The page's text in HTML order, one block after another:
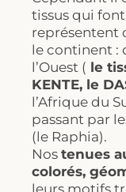
tissus qui
représentent
le continent :
l’Ouest ( le
KENTE, le
l’Afrique du
passant par
(le Raphia).
Nos tenues
colorés,